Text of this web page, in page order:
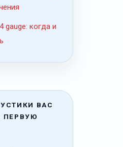
gauge: когда и
ВАС
ПЕРВУЮ